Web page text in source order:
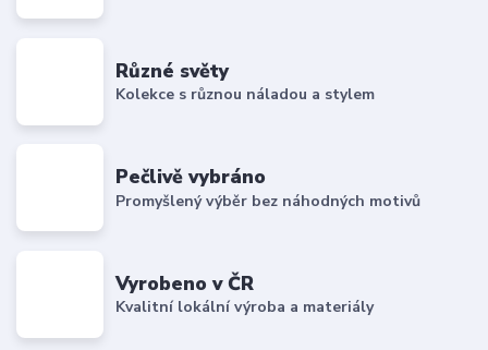
Různé světy
Kolekce s různou náladou a stylem
Pečlivě vybráno
Promyšlený výběr bez náhodných motivů
Vyrobeno v ČR
Kvalitní lokální výroba a materiály